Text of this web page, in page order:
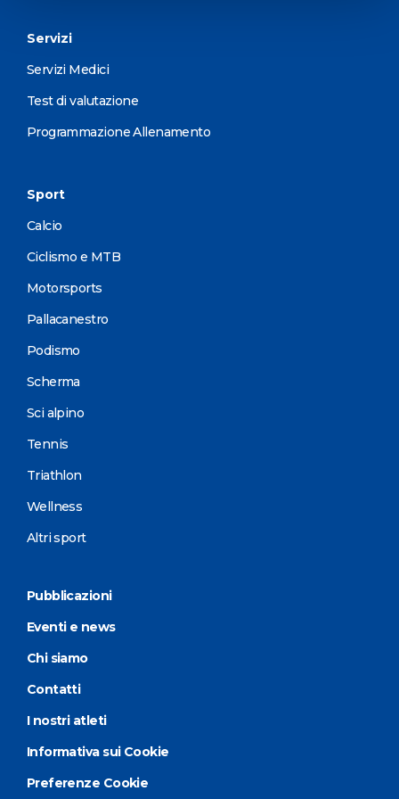
Servizi
Servizi Medici
Test di valutazione
Programmazione Allenamento
Sport
Calcio
Ciclismo e MTB
Motorsports
Pallacanestro
Podismo
Scherma
Sci alpino
Tennis
Triathlon
Wellness
Altri sport
Pubblicazioni
Eventi e news
Chi siamo
Contatti
I nostri atleti
Informativa sui Cookie
Preferenze Cookie